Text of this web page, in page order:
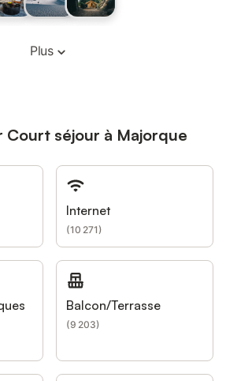
Plus
Court séjour à Majorque
Internet
(10 271)
Balcon/Terrasse
(9 203)